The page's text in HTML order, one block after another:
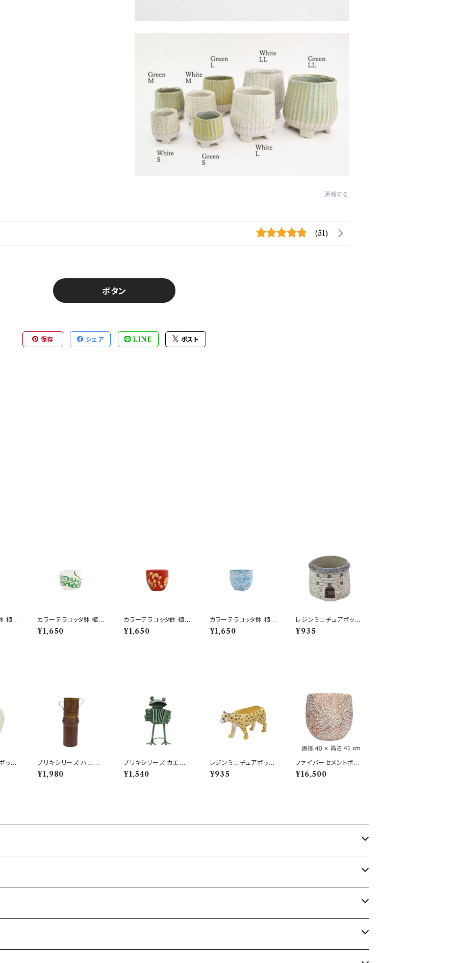
通報する
(51)
ボタン
保存 シェア LINE ポスト
植木
カラーテラコッタ鉢 植木
鉢 グリーンSSS 4号 お
しゃれ
¥1,650
カラーテラコッタ鉢 植木
鉢 レッドSSS 4号 おし
ゃれ
¥1,650
カラーテラコッタ鉢 植木
鉢 ブルーリーフSSS 4
号 おしゃれ
¥1,650
レジンミニチュアポット
中世の塔 GY 櫓 鐘楼
多肉 鉢
¥935
ット
ブリキシリーズ ハニワ
プランター 埴輪 はにわ
鉢 歴史好き
¥1,980
ブリキシリーズ カエル
アコーディオン ブリキ
置物 楽器
¥1,540
レジンミニチュアポット
ジャガー ヒョウ ネコ科
ミニ鉢
¥935
ファイバーセメントポッ
ト 植木鉢 モンステラ L
白 ホワイト
¥16,500